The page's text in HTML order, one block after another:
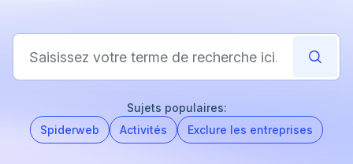
Sujets populaires:
Spiderweb
Activités Exclure les entreprises